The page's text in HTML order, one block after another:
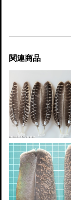
関連商品